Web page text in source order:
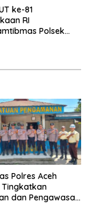
ke-81
RI
Polsek
Polres Aceh
dan Pengawasan